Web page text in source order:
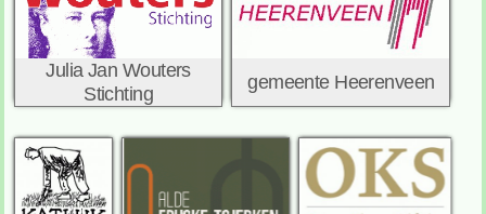
Julia Jan Wouters
Stichting
gemeente Heerenveen